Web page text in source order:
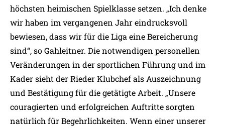
höchsten heimischen Spielklasse setzen. „Ich denke
wir haben im vergangenen Jahr eindrucksvoll
bewiesen, dass wir für die Liga eine Bereicherung
sind“, so Gahleitner. Die notwendigen personellen
Veränderungen in der sportlichen Führung und im
Kader sieht der Rieder Klubchef als Auszeichnung
und Bestätigung für die getätigte Arbeit. „Unsere
couragierten und erfolgreichen Auftritte sorgten
natürlich für Begehrlichkeiten. Wenn einer unserer